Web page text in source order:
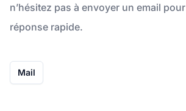
n’hésitez pas à envoyer un email
réponse rapide.
Mail